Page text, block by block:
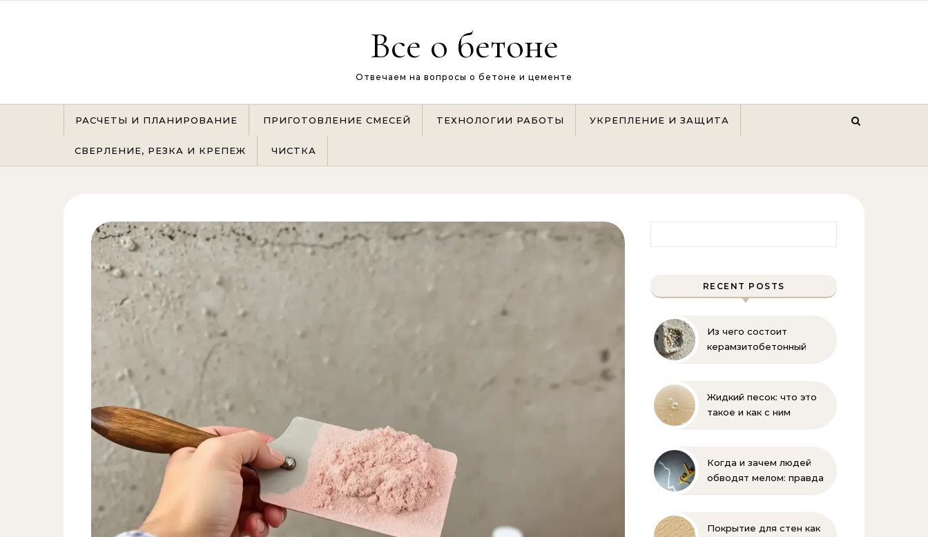
Все о бетоне
Отвечаем на вопросы о бетоне и цементе
РАСЧЕТЫ И ПЛАНИРОВАНИЕ ПРИГОТОВЛЕНИЕ СМЕСЕЙ ТЕХНОЛОГИИ РАБОТЫ УКРЕПЛЕНИЕ И ЗАЩИТА
СВЕРЛЕНИЕ, РЕЗКА И КРЕПЕЖ ЧИСТКА
RECENT POSTS
Из чего состоит
керамзитобетонный
Жидкий песок: что это
такое и как с ним
Когда и зачем людей
обводят мелом: правда
Покрытие для стен как